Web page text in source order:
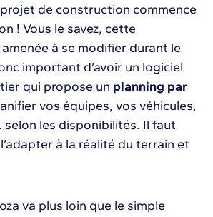
de construction commence
! Vous le savez, cette
à se modifier durant le
important d’avoir un logiciel
qui propose un planning par
vos équipes, vos véhicules,
selon les disponibilités. Il faut
à la réalité du terrain et
va plus loin que le simple